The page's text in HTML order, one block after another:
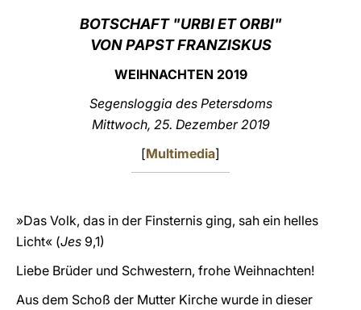
中文
BOTSCHAFT "URBI ET ORBI"
VON PAPST FRANZISKUS
WEIHNACHTEN 2019
Segensloggia des Petersdoms
Mittwoch, 25. Dezember 2019
[Multimedia]
»Das Volk, das in der Finsternis ging, sah ein helles
Licht« (Jes 9,1)
Liebe Brüder und Schwestern, frohe Weihnachten!
Aus dem Schoß der Mutter Kirche wurde in dieser